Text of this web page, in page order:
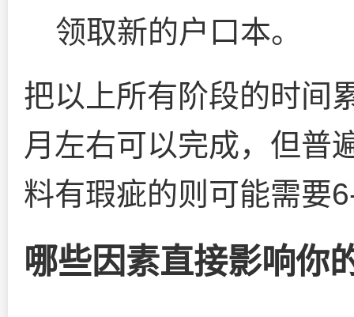
领取新的户口本。
把以上所有阶段的时间
月左右可以完成，但普
料有瑕疵的则可能需要
哪些因素直接影响你